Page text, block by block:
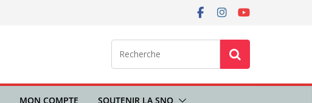
MON COMPTE SOUTENIR LA SNO